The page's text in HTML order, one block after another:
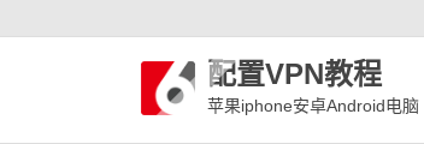
配置VPN教程
苹果iphone安卓Android电脑